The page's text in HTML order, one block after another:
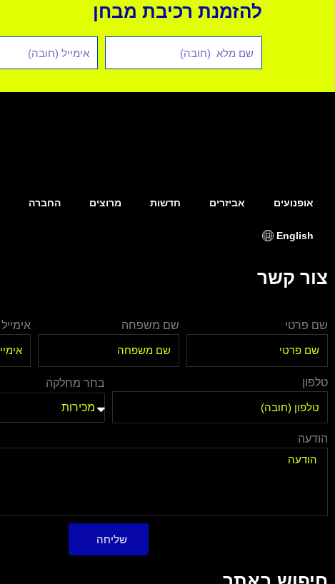
להזמנת רכיבת מבחן
מלא
אופנועים אביזרים חדשות מרוצים החברה
English
צור קשר
שם פרטי שם משפחה אימייל
טלפון בחר מחלקה
הודעה
שליחה